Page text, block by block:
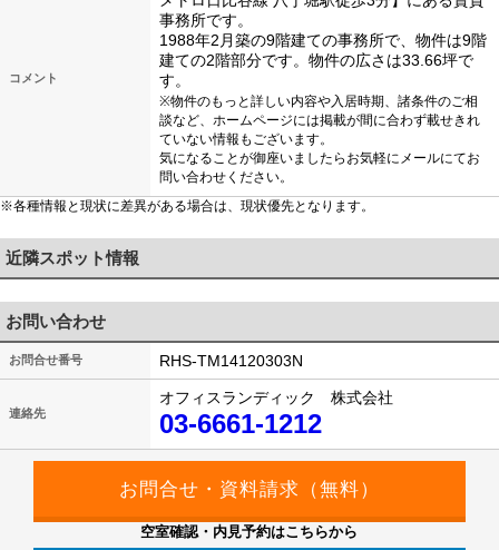
コメント
事務所です。
1988年2月築の9階建ての事務所で、物件は9階
建ての2階部分です。物件の広さは33.66坪で
す。
※物件のもっと詳しい内容や入居時期、諸条件のご相
談など、ホームページには掲載が間に合わず載せきれ
ていない情報もございます。
気になることが御座いましたらお気軽にメールにてお
問い合わせください。
※各種情報と現状に差異がある場合は、現状優先となります。
近隣スポット情報
お問い合わせ
お問合せ番号 RHS-TM14120303N
連絡先
オフィスランディック 株式会社
03-6661-1212
空室確認・内見予約はこちらから